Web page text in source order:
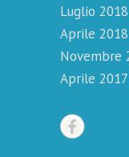
Luglio 2018
Aprile 2018
Novembre
Aprile 2017